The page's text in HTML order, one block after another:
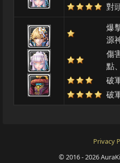
對
爆
源
傷
點
破
破
Privacy
© 2016 - 2026